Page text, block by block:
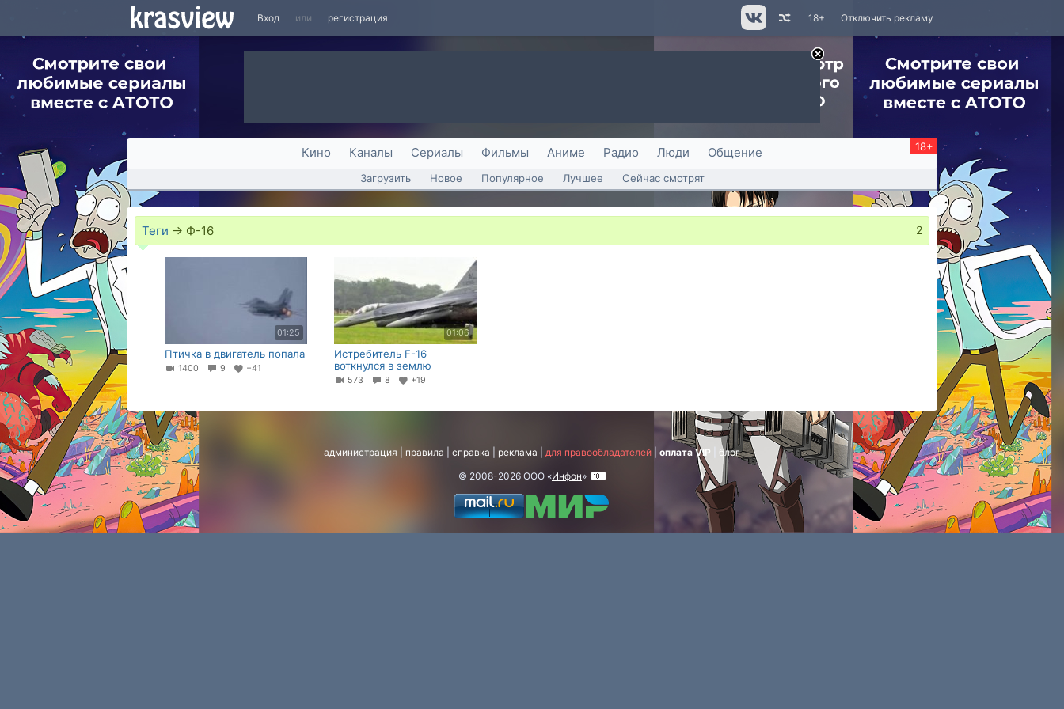
Вход или регистрация Отключить рекламу
18+
Кино Каналы Сериалы Фильмы Аниме Радио Люди Общение 18+
Загрузить Новое Популярное Лучшее Сейчас смотрят
Теги → Ф-16 2
01:25
Птичка в двигатель попала
1400 9 +41
01:06
Истребитель F-16
воткнулся в землю
573 8 +19
администрация правила справка реклама для правообладателей оплата VIP
блог
© 2008-2026 ООО «Инфон»